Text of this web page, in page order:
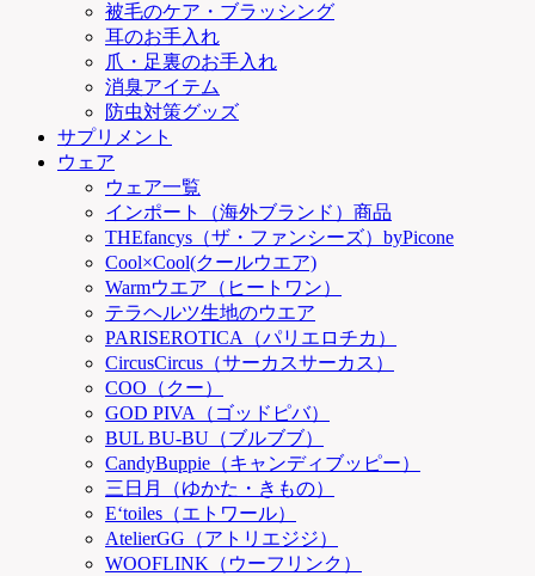
被毛のケア・ブラッシング
耳のお手入れ
爪・足裏のお手入れ
消臭アイテム
防虫対策グッズ
サプリメント
ウェア
ウェア一覧
インポート（海外ブランド）商品
THEfancys（ザ・ファンシーズ）byPicone
Cool×Cool(クールウエア)
Warmウエア（ヒートワン）
テラヘルツ生地のウエア
PARISEROTICA（パリエロチカ）
CircusCircus（サーカスサーカス）
COO（クー）
GOD PIVA（ゴッドピバ）
BUL BU-BU（ブルブブ）
CandyBuppie（キャンディブッピー）
三日月（ゆかた・きもの）
E‘toiles（エトワール）
AtelierGG（アトリエジジ）
WOOFLINK（ウーフリンク）